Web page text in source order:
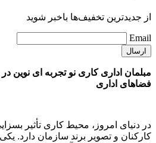
از جدیدترین تخفیف‌ها باخبر شوید
Email
مبلمان اداری کاری نو تجربه ای نوین
فضاهای اداری
در دنیای امروز، محیط کاری تأثیر
کارکنان و تصویر برند سازمان دارد.